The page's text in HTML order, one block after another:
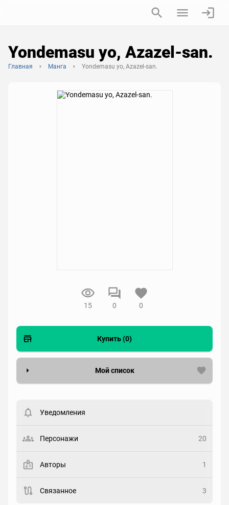
Yondemasu yo, Azazel-san.
Главная Манга Yondemasu yo, Azazel-san.
15 0 0
Купить (0)
Мой список
Статус
Рейтинг
Уведомления
Персонажи 20
Авторы 1
Связанное 3